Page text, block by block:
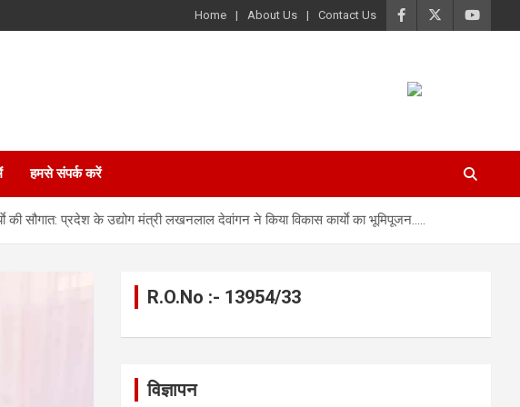
Home About Us Contact Us
हमसे संपर्क करें
सौगात: प्रदेश के उद्योग मंत्री लखनलाल देवांगन ने किया विकास कार्याे का भूमिपूजन…..
R.O.No :- 13954/33
विज्ञापन